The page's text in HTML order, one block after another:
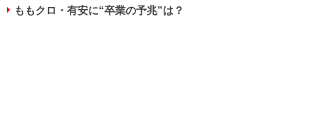
ももクロ・有安に“卒業の予兆”は？